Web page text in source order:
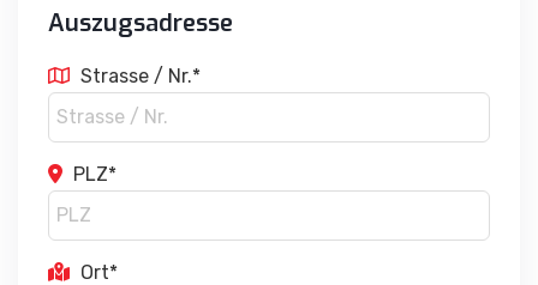
Auszugsadresse
Strasse / Nr.*
PLZ*
Ort*